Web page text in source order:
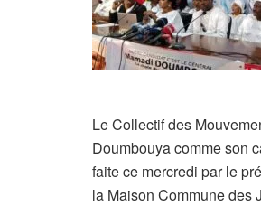
Le Collectif des
Doumbouya comme son
faite ce mercredi par le
la Maison Commune des